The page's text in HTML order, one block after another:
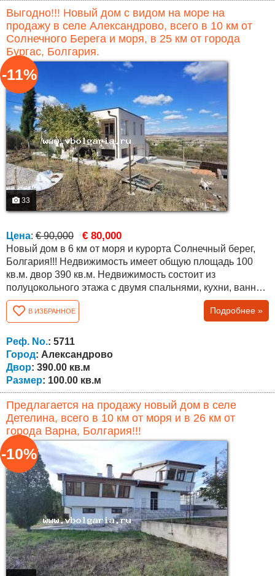
Выгодно!!! Новый дом с видом на море на
продажу в селе Александрово, всего в 10 км от
Солнечного Берега и моря, в 25 км от города
Бургас, Болгария.
33
-11%
Цена: € 90,000 € 80,000
Новый дом в 6 км от моря и курорта Солнечный берег,
Болгария!!! Недвижимость имеет общую площадь 100
кв.м. двор 390 кв.м. Недвижимость состоит из
полуцокольного этажа с двумя спальнями, кухни, ванной
комнаты с санузлом. На первом этаже две спальни,
гостиная с кухней, ванная комната и туалет. Панорамная
веранда. С двух сторон дома проходит дорога. Степень
завершенности - штукатурка, стяжка, сантехника и
электропроводка. С...
В ИЗБРАННОЕ Подробнее »
Реф. No.: 5711
Город: Александрово
Двор: 390.00 кв.м
Размер: 100.00 кв.м
Предлагается на продажу новый дом в селе
Детелина, всего в 10 км от моря и в 26 км от
города Варна, Болгария!!!
-10%